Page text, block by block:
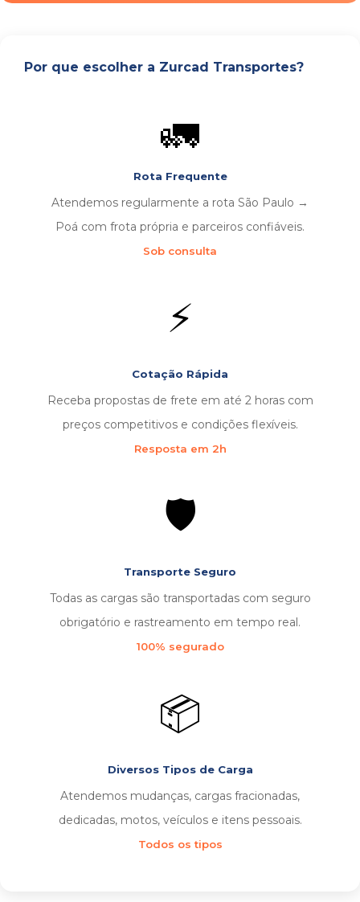
Por que escolher a Zurcad Transportes?
🚛
Rota Frequente
Atendemos regularmente a rota São Paulo →
Poá com frota própria e parceiros confiáveis.
Sob consulta
⚡
Cotação Rápida
Receba propostas de frete em até 2 horas com
preços competitivos e condições flexíveis.
Resposta em 2h
🛡️
Transporte Seguro
Todas as cargas são transportadas com seguro
obrigatório e rastreamento em tempo real.
100% segurado
📦
Diversos Tipos de Carga
Atendemos mudanças, cargas fracionadas,
dedicadas, motos, veículos e itens pessoais.
Todos os tipos